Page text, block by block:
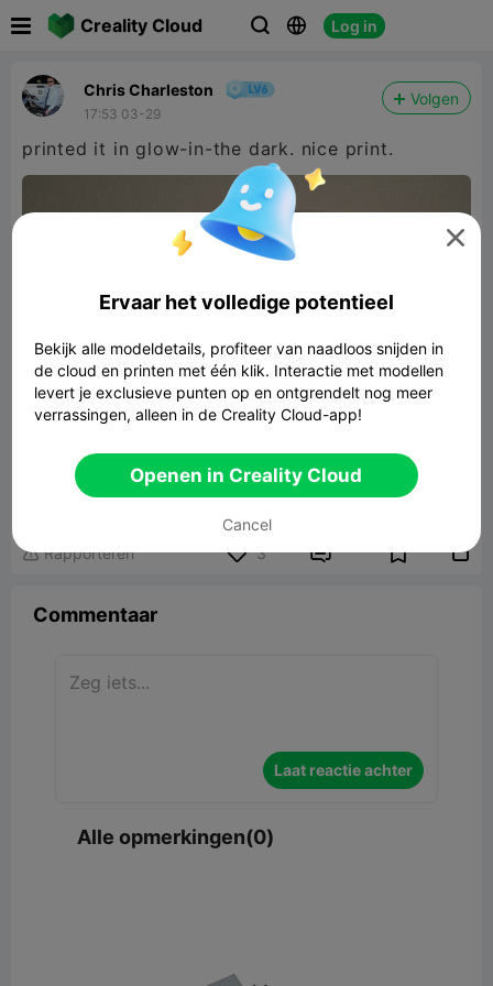
Creality Cloud   Log in
Chris Charleston
17:53 03-29
Volgen
printed it in glow-in-the dark. nice print.
Ford - Mustang Shelby GT 350R
975.57KB Gerelateerd 3D -model
 Rapporteren 3  
Commentaar
Laat reactie achter
Alle opmerkingen(0)

Ervaar het volledige potentieel
Bekijk alle modeldetails, profiteer van naadloos snijden in
de cloud en printen met één klik. Interactie met modellen
levert je exclusieve punten op en ontgrendelt nog meer
verrassingen, alleen in de Creality Cloud-app!
Openen in Creality Cloud
Cancel